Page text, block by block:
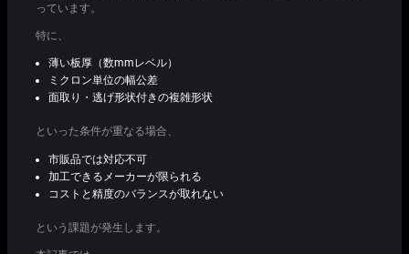
っています。
特に、
薄い板厚（数mmレベル）
ミクロン単位の幅公差
面取り・逃げ形状付きの複雑形状
といった条件が重なる場合、
市販品では対応不可
加工できるメーカーが限られる
コストと精度のバランスが取れない
という課題が発生します。